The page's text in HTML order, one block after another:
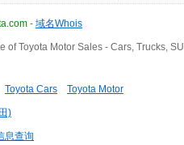
- 域名Whois
of Toyota Motor Sales - Cars, Trucks,
Toyota Cars Toyota Motor
)
息查询